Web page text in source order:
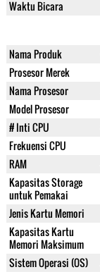
Waktu Bicara
Nama Produk
Prosesor Merek
Nama Prosesor
Model Prosesor
# Inti CPU
Frekuensi CPU
RAM
Kapasitas Storage
untuk Pemakai
Jenis Kartu Memori
Kapasitas Kartu
Memori Maksimum
Sistem Operasi (OS)